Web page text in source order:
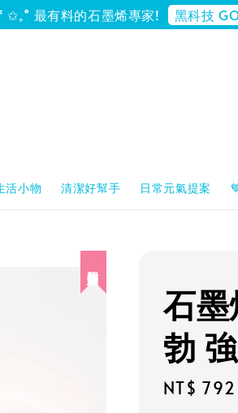
最有料的石墨烯專家! 黑科技
活小物 清潔好幫手 日常元氣提案
石
勃
Sale
NT$ 792